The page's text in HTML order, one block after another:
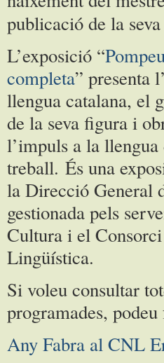
publicació de la
L’exposició “
completa” presenta
llengua catalana, el
de la seva figura i
l’impuls a la llengua
treball. És una
la Direcció General
gestionada pels
Cultura i el
Lingüística.
Si voleu consultar
programades,
Any Fabra al CNL